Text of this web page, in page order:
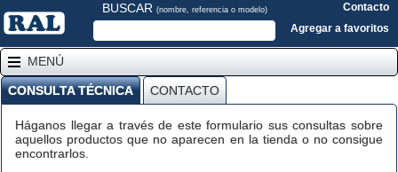
BUSCAR (nombre, referencia o modelo)
Contacto
Agregar a favoritos
MENÚ
CONSULTA TÉCNICA CONTACTO
Háganos llegar a través de este formulario sus consultas sobre
aquellos productos que no aparecen en la tienda o no consigue
encontrarlos.